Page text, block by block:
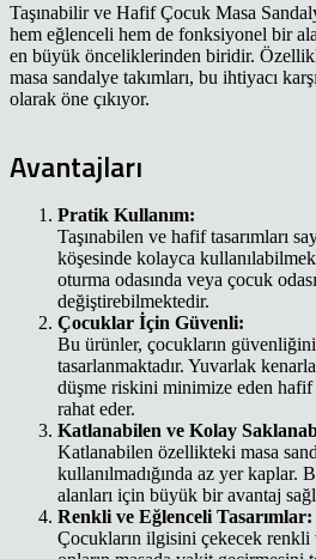
Taşınabilir ve Hafif Çocuk Masa
hem eğlenceli hem de fonksiyonel bir
en büyük önceliklerinden biridir.
masa sandalye takımları, bu ihtiyacı
olarak öne çıkıyor.
Avantajları
Pratik Kullanım:
Taşınabilen ve hafif tasarımları
köşesinde kolayca
oturma odasında veya çocuk
değiştirebilmektedir.
Çocuklar İçin Güvenli:
Bu ürünler, çocukların
tasarlanmaktadır. Yuvarlak
düşme riskini minimize eden hafif
rahat eder.
Katlanabilen ve Kolay
Katlanabilen özellikteki masa
kullanılmadığında az yer kaplar.
alanları için büyük bir avantaj
Renkli ve Eğlenceli Tasarımlar:
Çocukların ilgisini çekecek renkli